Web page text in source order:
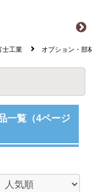
士工業 オプション・部
一覧（4ページ